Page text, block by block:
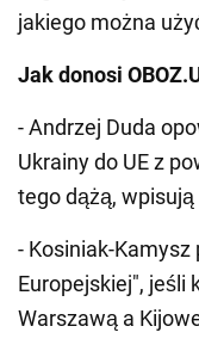
jakiego można
Jak donosi
- Andrzej Duda
Ukrainy do UE z
tego dążą,
- Kosiniak-Kamysz
Europejskiej", jeśli
Warszawą a